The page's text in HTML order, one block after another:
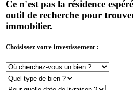
Ce n'est pas la résidence
outil de recherche pour
immobilier.
Choisissez votre investissement :